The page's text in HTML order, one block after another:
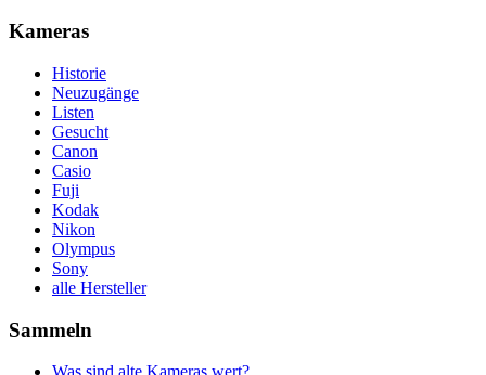
Kameras
Historie
Neuzugänge
Listen
Gesucht
Canon
Casio
Fuji
Kodak
Nikon
Olympus
Sony
alle Hersteller
Sammeln